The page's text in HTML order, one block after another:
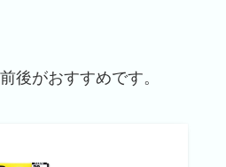
後がおすすめです。